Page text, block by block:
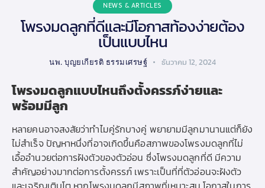
NEWS & ARTICLES
โพรงมดลูกที่ดีและมีโอกาสท้องง่ายต้อง
เป็นแบบไหน
นพ. บุญยเกียรติ ธรรมเศรษฐ์ ธันวาคม 12, 2024
โพรงมดลูกแบบไหนถึงตั้งครรภ์ง่ายและ
พร้อมมีลูก
หลายคนอาจสงสัยว่าทำไมคู่รักบางคู่ พยายามมีลูกมานานแต่ก็ยัง
ไม่สำเร็จ ปัญหาหนึ่งที่อาจเกิดขึ้นคือสภาพของโพรงมดลูกที่ไม่
เอื้ออำนวยต่อการฝังตัวของตัวอ่อน ซึ่งโพรงมดลูกที่ดี มีความ
สำคัญอย่างมากต่อการตั้งครรภ์ เพราะเป็นที่ที่ตัวอ่อนจะฝังตัว